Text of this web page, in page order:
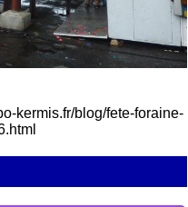
kermis.fr/blog/fete-foraine-